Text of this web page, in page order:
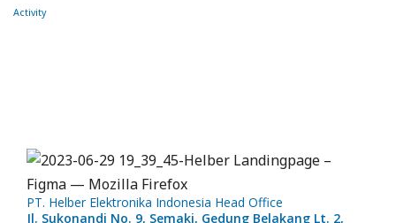
Activity
PT. Helber Elektronika Indonesia Head Office
Jl. Sukonandi No. 9, Semaki, Gedung Belakang Lt. 2,